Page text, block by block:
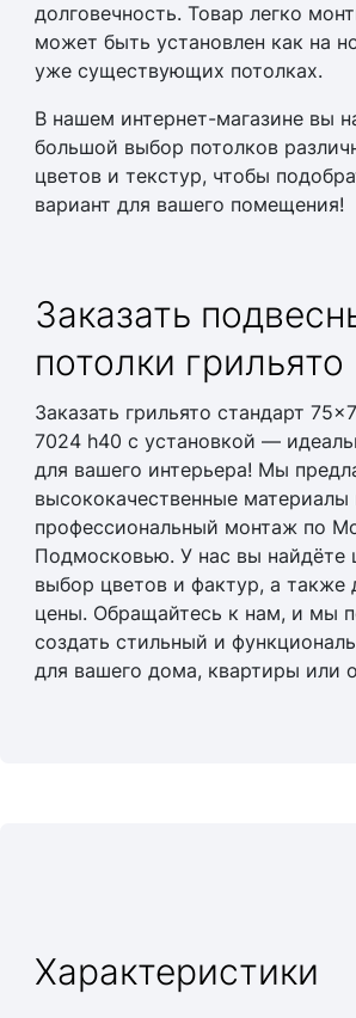
долговечность. Товар легко
может быть установлен как на
уже существующих потолках.
В нашем интернет-магазине вы
большой выбор потолков
цветов и текстур, чтобы
вариант для вашего помещения!
Заказать
потолки грильято
Заказать грильято стандарт
7024 h40 с установкой —
для вашего интерьера! Мы
высококачественные материалы
профессиональный монтаж по
Подмосковью. У нас вы найдёте
выбор цветов и фактур, а также
цены. Обращайтесь к нам, и мы
создать стильный и
для вашего дома, квартиры или
Характеристики